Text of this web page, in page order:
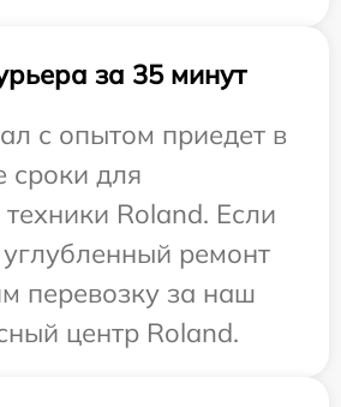
за 35 минут
с опытом приедет в
сроки для
Roland. Если
углубленный ремонт
перевозку за наш
центр Roland.